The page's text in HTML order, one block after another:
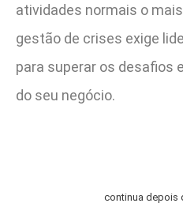
atividades normais o
gestão de crises exige
para superar os desafios
do seu negócio.
continua depois